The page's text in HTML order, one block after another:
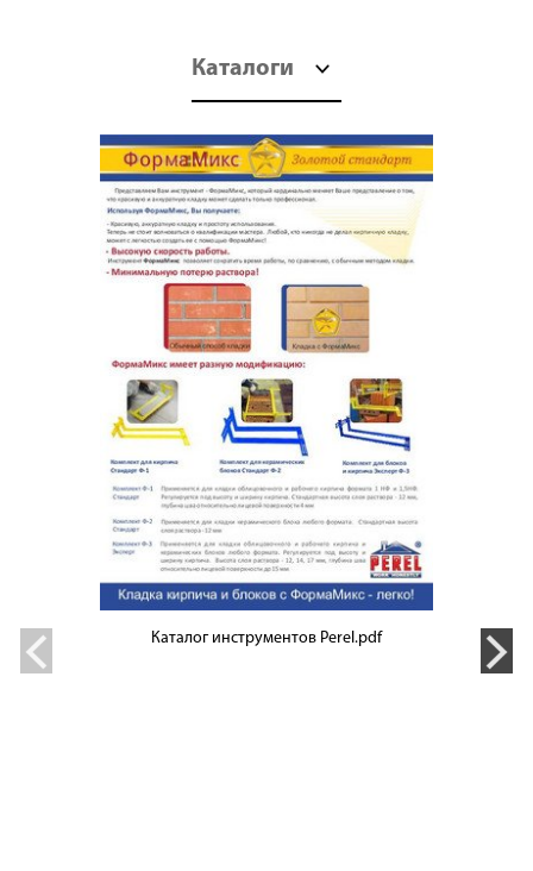
Каталоги
Каталог инструментов Perel.pdf